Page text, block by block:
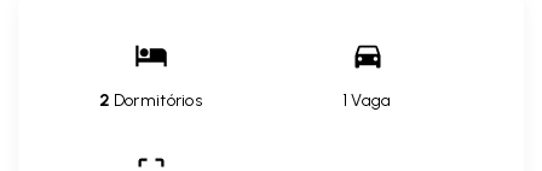
2 Dormitórios 1 Vaga